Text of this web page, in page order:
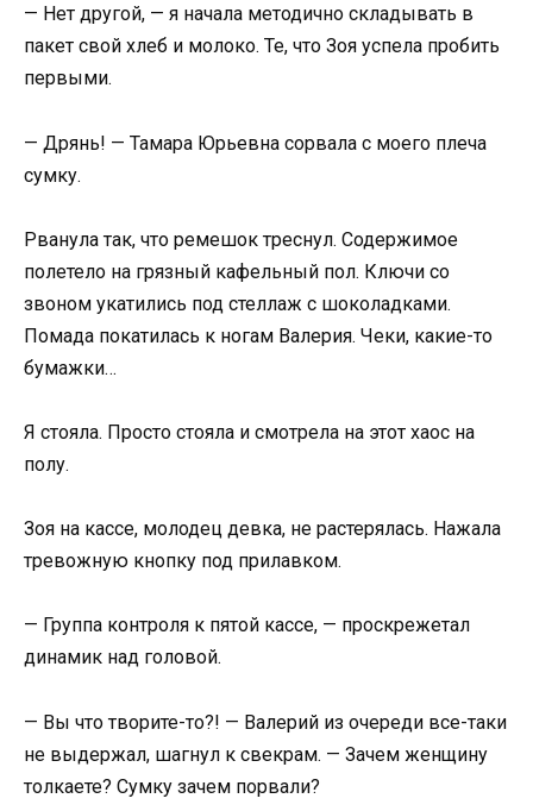
— Нет другой, — я начала методично складывать в
пакет свой хлеб и молоко. Те, что Зоя успела пробить
первыми.
— Дрянь! — Тамара Юрьевна сорвала с моего плеча
сумку.
Рванула так, что ремешок треснул. Содержимое
полетело на грязный кафельный пол. Ключи со
звоном укатились под стеллаж с шоколадками.
Помада покатилась к ногам Валерия. Чеки, какие-то
бумажки…
Я стояла. Просто стояла и смотрела на этот хаос на
полу.
Зоя на кассе, молодец девка, не растерялась. Нажала
тревожную кнопку под прилавком.
— Группа контроля к пятой кассе, — проскрежетал
динамик над головой.
— Вы что творите-то?! — Валерий из очереди все-таки
не выдержал, шагнул к свекрам. — Зачем женщину
толкаете? Сумку зачем порвали?